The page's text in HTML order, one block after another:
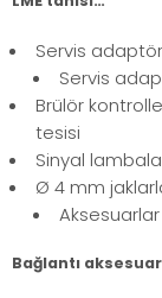
Servis
Servis
Brülör
tesisi
Sinyal
Ø 4 mm
Bağlantı